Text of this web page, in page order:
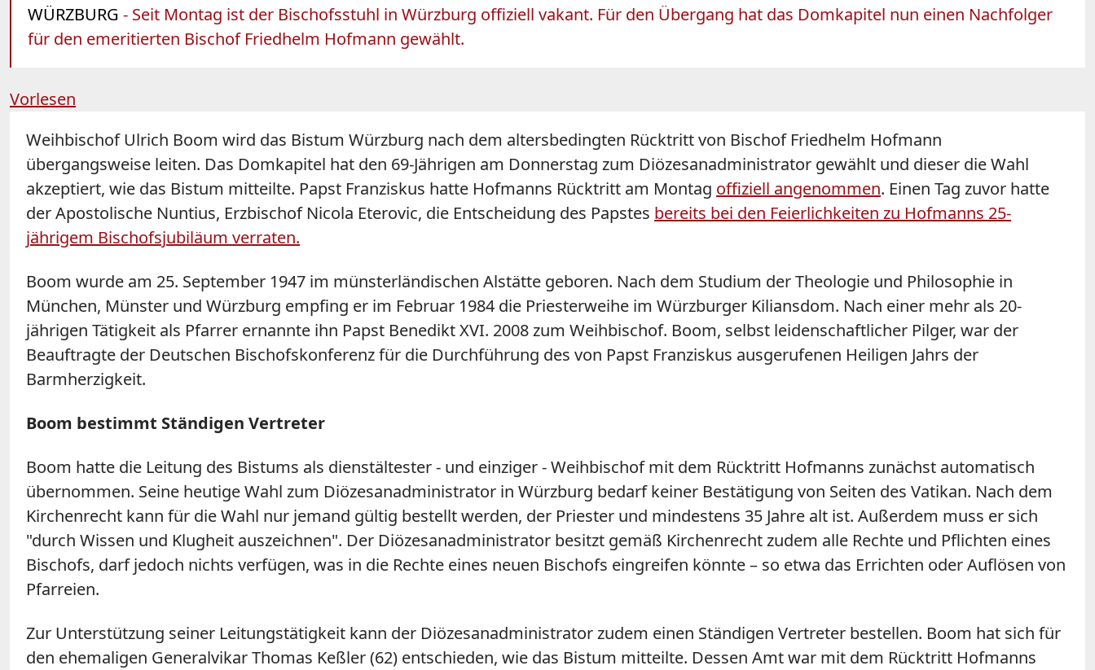
WÜRZBURG - Seit Montag ist der Bischofsstuhl in Würzburg offiziell vakant. Für den Übergang hat das Domkapitel nun einen Nachfolger
für den emeritierten Bischof Friedhelm Hofmann gewählt.
Vorlesen
Weihbischof Ulrich Boom wird das Bistum Würzburg nach dem altersbedingten Rücktritt von Bischof Friedhelm Hofmann
übergangsweise leiten. Das Domkapitel hat den 69-Jährigen am Donnerstag zum Diözesanadministrator gewählt und dieser die Wahl
akzeptiert, wie das Bistum mitteilte. Papst Franziskus hatte Hofmanns Rücktritt am Montag offiziell angenommen. Einen Tag zuvor hatte
der Apostolische Nuntius, Erzbischof Nicola Eterovic, die Entscheidung des Papstes bereits bei den Feierlichkeiten zu Hofmanns 25-
jährigem Bischofsjubiläum verraten.
Boom wurde am 25. September 1947 im münsterländischen Alstätte geboren. Nach dem Studium der Theologie und Philosophie in
München, Münster und Würzburg empfing er im Februar 1984 die Priesterweihe im Würzburger Kiliansdom. Nach einer mehr als 20-
jährigen Tätigkeit als Pfarrer ernannte ihn Papst Benedikt XVI. 2008 zum Weihbischof. Boom, selbst leidenschaftlicher Pilger, war der
Beauftragte der Deutschen Bischofskonferenz für die Durchführung des von Papst Franziskus ausgerufenen Heiligen Jahrs der
Barmherzigkeit.
Boom bestimmt Ständigen Vertreter
Boom hatte die Leitung des Bistums als dienstältester - und einziger - Weihbischof mit dem Rücktritt Hofmanns zunächst automatisch
übernommen. Seine heutige Wahl zum Diözesanadministrator in Würzburg bedarf keiner Bestätigung von Seiten des Vatikan. Nach dem
Kirchenrecht kann für die Wahl nur jemand gültig bestellt werden, der Priester und mindestens 35 Jahre alt ist. Außerdem muss er sich
"durch Wissen und Klugheit auszeichnen". Der Diözesanadministrator besitzt gemäß Kirchenrecht zudem alle Rechte und Pflichten eines
Bischofs, darf jedoch nichts verfügen, was in die Rechte eines neuen Bischofs eingreifen könnte – so etwa das Errichten oder Auflösen von
Pfarreien.
Zur Unterstützung seiner Leitungstätigkeit kann der Diözesanadministrator zudem einen Ständigen Vertreter bestellen. Boom hat sich für
den ehemaligen Generalvikar Thomas Keßler (62) entschieden, wie das Bistum mitteilte. Dessen Amt war mit dem Rücktritt Hofmanns